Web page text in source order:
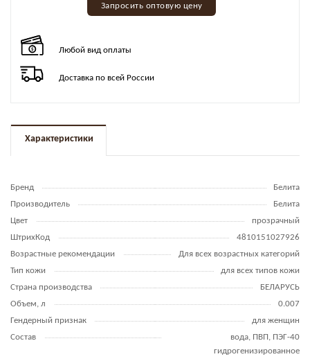
Запросить оптовую цену
Любой вид оплаты
Доставка по всей России
Характеристики
Бренд
Белита
Производитель
Белита
Цвет
прозрачный
ШтрихКод
4810151027926
Возрастные рекомендации
Для всех возрастных категорий
Тип кожи
для всех типов кожи
Страна производства
БЕЛАРУСЬ
Объем, л
0.007
Гендерный признак
для женщин
Состав
вода, ПВП, ПЭГ-40
гидрогенизированное